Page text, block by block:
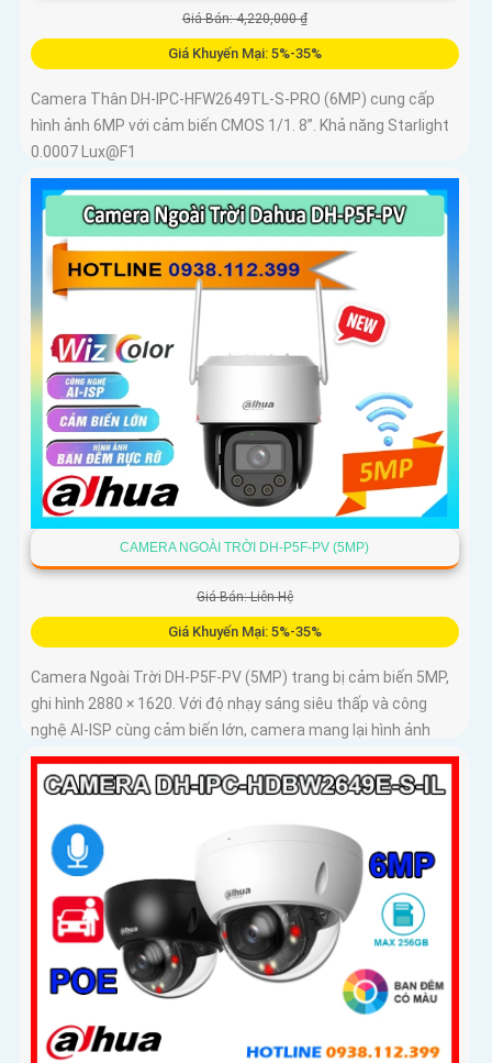
Giá Bán: 4,220,000 ₫
Giá Khuyến Mại: 5%-35%
Camera Thân DH-IPC-HFW2649TL-S-PRO (6MP) cung cấp
hình ảnh 6MP với cảm biến CMOS 1/1. 8”. Khả năng Starlight
0.0007 Lux@F1
CAMERA NGOÀI TRỜI DH-P5F-PV (5MP)
Giá Bán: Liên Hệ
Giá Khuyến Mại: 5%-35%
Camera Ngoài Trời DH-P5F-PV (5MP) trang bị cảm biến 5MP,
ghi hình 2880 × 1620. Với độ nhạy sáng siêu thấp và công
nghệ AI-ISP cùng cảm biến lớn, camera mang lại hình ảnh
vượt trội cả ngày lẫn đêm